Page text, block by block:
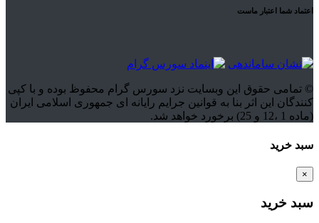
اعتماد شما اعتبار ماست
© تمامی حقوق این وبسایت نزد سورس گرام محفوظ بوده و با کپی
کنندگان این اثر بنا به قوانین جرایم رایانه ای جمهوری اسلامی ایران
(ماده 1 ،12 و 25) برخورد خواهد شد.
سبد خرید
×
سبد خرید